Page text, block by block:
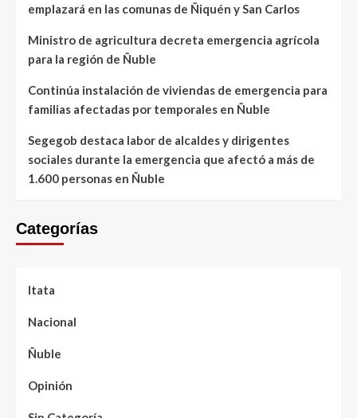
emplazará en las comunas de Ñiquén y San Carlos
Ministro de agricultura decreta emergencia agrícola
para la región de Ñuble
Continúa instalación de viviendas de emergencia para
familias afectadas por temporales en Ñuble
Segegob destaca labor de alcaldes y dirigentes
sociales durante la emergencia que afectó a más de
1.600 personas en Ñuble
Categorías
Itata
Nacional
Ñuble
Opinión